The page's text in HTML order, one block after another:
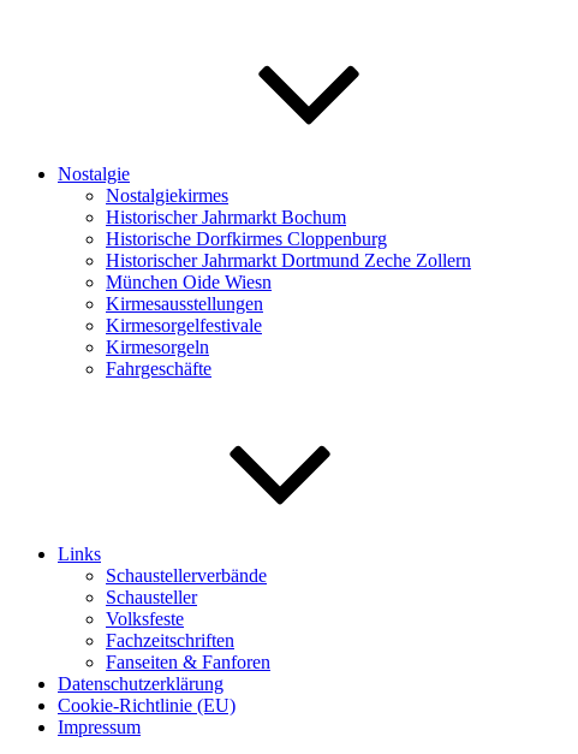
Nostalgie
Nostalgiekirmes
Historischer Jahrmarkt Bochum
Historische Dorfkirmes Cloppenburg
Historischer Jahrmarkt Dortmund Zeche Zollern
München Oide Wiesn
Kirmesausstellungen
Kirmesorgelfestivale
Kirmesorgeln
Fahrgeschäfte
Links
Schaustellerverbände
Schausteller
Volksfeste
Fachzeitschriften
Fanseiten & Fanforen
Datenschutzerklärung
Cookie-Richtlinie (EU)
Impressum